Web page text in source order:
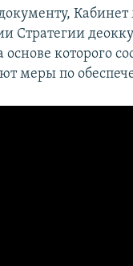
Стратегии
которого
меры по